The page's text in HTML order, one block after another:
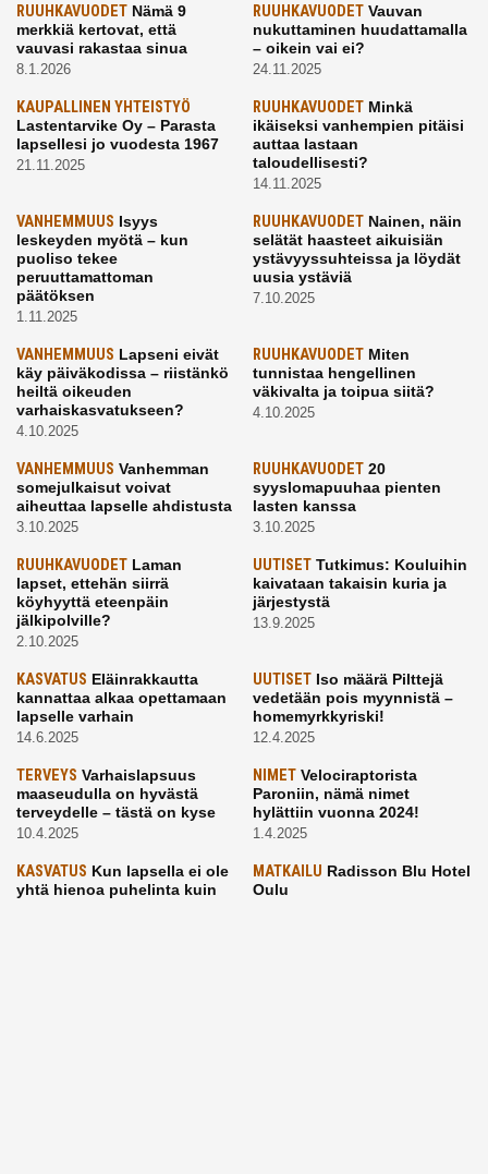
RUUHKAVUODET Nämä 9
merkkiä kertovat, että
vauvasi rakastaa sinua
8.1.2026
RUUHKAVUODETVauvan
nukuttaminen huudattamalla
– oikein vai ei?
24.11.2025
KAUPALLINEN YHTEISTYÖ
Lastentarvike Oy – Parasta
lapsellesi jo vuodesta 1967
21.11.2025
RUUHKAVUODETMinkä
ikäiseksi vanhempien pitäisi
auttaa lastaan
taloudellisesti?
14.11.2025
VANHEMMUUS Isyys
leskeyden myötä – kun
puoliso tekee
peruuttamattoman
päätöksen
1.11.2025
RUUHKAVUODETNainen, näin
selätät haasteet aikuisiän
ystävyyssuhteissa ja löydät
uusia ystäviä
7.10.2025
VANHEMMUUS Lapseni eivät
käy päiväkodissa – riistänkö
heiltä oikeuden
varhaiskasvatukseen?
4.10.2025
RUUHKAVUODETMiten
tunnistaa hengellinen
väkivalta ja toipua siitä?
4.10.2025
VANHEMMUUS Vanhemman
somejulkaisut voivat
aiheuttaa lapselle ahdistusta
3.10.2025
RUUHKAVUODET20
syyslomapuuhaa pienten
lasten kanssa
3.10.2025
RUUHKAVUODET Laman
lapset, ettehän siirrä
köyhyyttä eteenpäin
jälkipolville?
2.10.2025
UUTISETTutkimus: Kouluihin
kaivataan takaisin kuria ja
järjestystä
13.9.2025
KASVATUS Eläinrakkautta
kannattaa alkaa opettamaan
lapselle varhain
14.6.2025
UUTISETIso määrä Pilttejä
vedetään pois myynnistä –
homemyrkkyriski!
12.4.2025
TERVEYS Varhaislapsuus
maaseudulla on hyvästä
terveydelle – tästä on kyse
10.4.2025
NIMETVelociraptorista
Paroniin, nämä nimet
hylättiin vuonna 2024!
1.4.2025
KASVATUS Kun lapsella ei ole
yhtä hienoa puhelinta kuin
MATKAILU Radisson Blu Hotel
Oulu